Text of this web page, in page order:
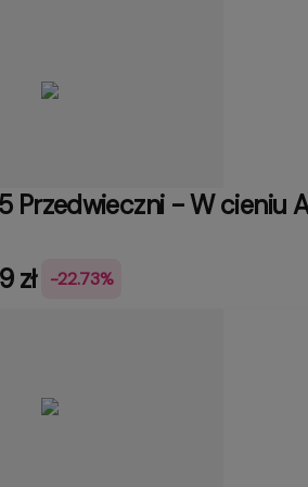
Przedwieczni - W cieniu
zł -22.73%